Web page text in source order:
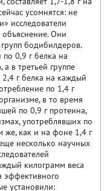
усомнятся: не
исследователи
Они
бодибилдеров.
по 0,9 г белка на
а в третьей группе
г белка на каждый
по 1,4 г
в то время
по 0,9 г протеина,
употреблявших по
же, как и на фоне 1,4 г
несколько научных
килограмм веса
эффективного
установили: